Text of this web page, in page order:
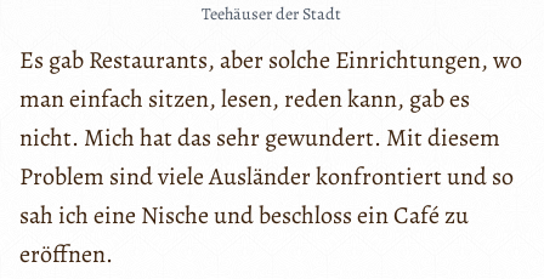
Teehäuser der Stadt
Es gab Restaurants, aber solche Einrichtungen, wo
man einfach sitzen, lesen, reden kann, gab es
nicht. Mich hat das sehr gewundert. Mit diesem
Problem sind viele Ausländer konfrontiert und so
sah ich eine Nische und beschloss ein Café zu
eröffnen.